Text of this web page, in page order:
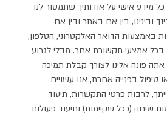
מידע אישי על אודותיך שתמסור לנו
ובינינו, בין אם באתר ובין אם
באמצעות הדואר האלקטרוני, הטלפון,
אמצעי תקשורת אחר. מבלי לגרוע
פונה אלינו לצורך קבלת תמיכה
טיפול בפנייה אחרת, אנו עשויים
לרבות פרטי התקשרות, תיעוד
שיחה (ככל שקיימות) ותיעוד פעולות